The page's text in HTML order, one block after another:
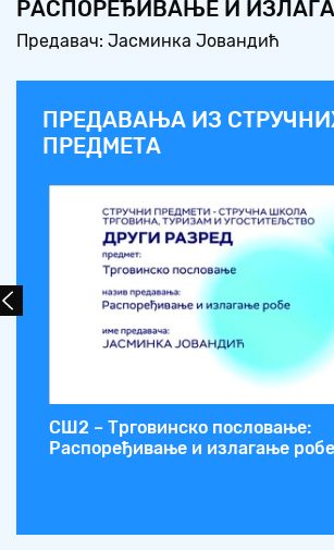
РАСПОРЕЂИВАЊЕ И
Предавач: Јасминка Јовандић
ПРЕДАВАЊА ИЗ
ПРЕДМЕТА
СШ2 – Трговинско пословање:
Распоређивање и излагање робе